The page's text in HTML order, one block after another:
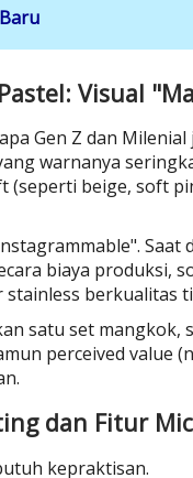
Visual
Gen Z dan
warnanya
(seperti beige, soft
biaya
berkualitas
satu set
perceived value
dan Fitur
kepraktisan.